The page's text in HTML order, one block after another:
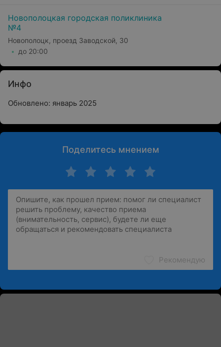
Новополоцкая городская поликлиника
№4
Новополоцк, проезд Заводской, 30
до 20:00
Инфо
Обновлено: январь 2025
Поделитесь мнением
Рекомендую